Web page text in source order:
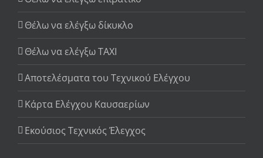
Θέλω να ελέγξω δίκυκλο
Θέλω να ελέγξω TAXI
Αποτελέσματα του Τεχνικού Ελέγχου
Κάρτα Ελέγχου Καυσαερίων
Εκούσιος Τεχνικός Έλεγχος